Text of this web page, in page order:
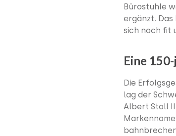
Bürostuhle
ergänzt.
sich noch fit
Eine
Die
lag der
Albert Stoll